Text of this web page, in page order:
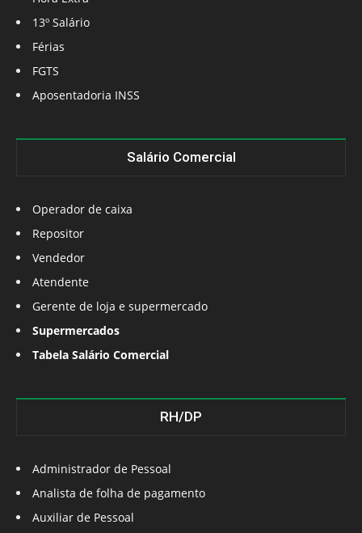
13º Salário
Férias
FGTS
Aposentadoria INSS
Salário Comercial
Operador de caixa
Repositor
Vendedor
Atendente
Gerente de loja e supermercado
Supermercados
Tabela Salário Comercial
RH/DP
Administrador de Pessoal
Analista de folha de pagamento
Auxiliar de Pessoal